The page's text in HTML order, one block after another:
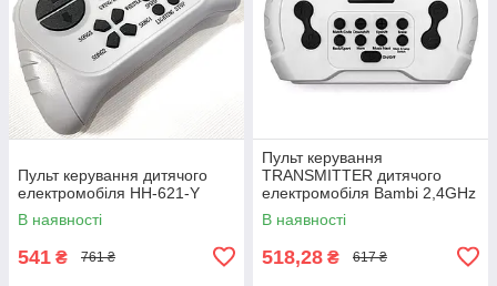
Пульт керування дитячого
електромобіля HH-621-Y
В наявності
541 ₴ 761 ₴
Пульт керування
TRANSMITTER дитячого
електромобіля Bambi 2,4GHz
В наявності
518,28 ₴ 617 ₴